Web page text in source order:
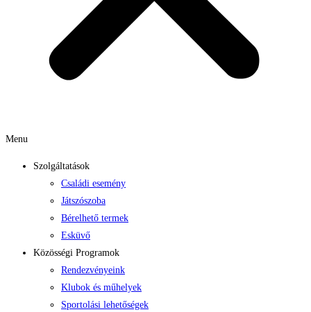
Menu
Szolgáltatások
Családi esemény
Játszószoba
Bérelhető termek
Esküvő
Közösségi Programok
Rendezvényeink
Klubok és műhelyek
Sportolási lehetőségek